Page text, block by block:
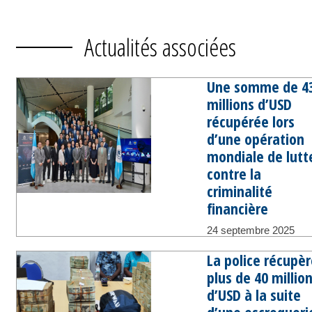
Actualités associées
Une somme de
millions d’USD
récupérée lors
d’une opération
mondiale de
contre la
criminalité
financière
24 septembre 2025
La police
plus de 40
d’USD à la suite